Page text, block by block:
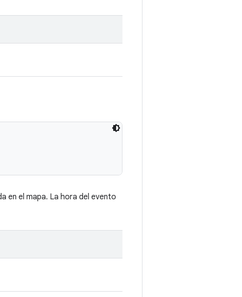
en el mapa. La hora del evento